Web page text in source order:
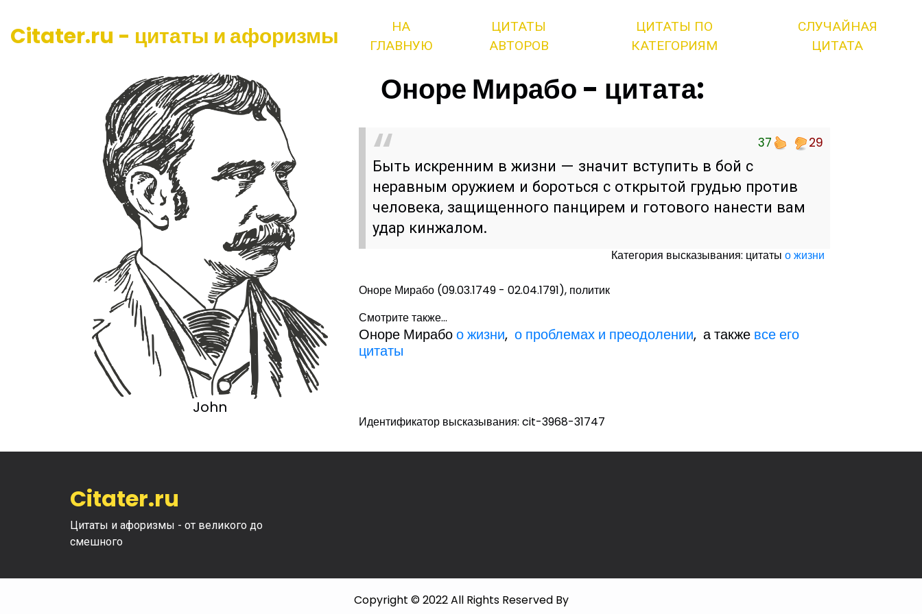
Citater.ru - цитаты и афоризмы
НА
ГЛАВНУЮ
ЦИТАТЫ
АВТОРОВ
ЦИТАТЫ ПО
КАТЕГОРИЯМ
СЛУЧАЙНАЯ
ЦИТАТА
John
Оноре Мирабо - цитата:
37 29
Быть искренним в жизни — значит вступить в бой с
неравным оружием и бороться с открытой грудью против
человека, защищенного панцирем и готового нанести вам
удар кинжалом.
Категория высказывания: цитаты о жизни
Оноре Мирабо (09.03.1749 - 02.04.1791), политик
Смотрите также...
Оноре Мирабоо жизни,о проблемах и преодолении, а также все его
цитаты
Идентификатор высказывания: cit-3968-31747
Citater.ru
Цитаты и афоризмы - от великого до
смешного
Copyright © 2022 All Rights Reserved By